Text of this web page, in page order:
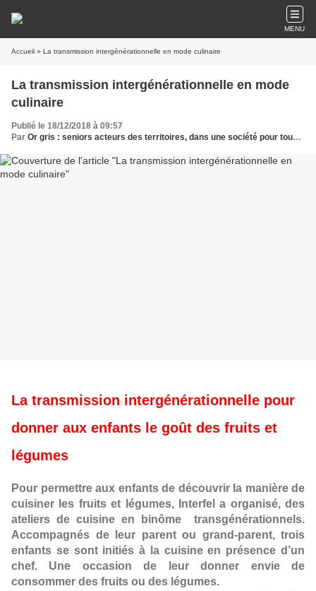
MENU
Accueil » La transmission intergénérationnelle en mode culinaire
La transmission intergénérationnelle en mode
culinaire
Publié le 18/12/2018 à 09:57
Par Or gris : seniors acteurs des territoires, dans une société pour tous les âges
La transmission intergénérationnelle pour
donner aux enfants le goût des fruits et
légumes
Pour permettre aux enfants de découvrir la manière de
cuisiner les fruits et légumes, Interfel a organisé, des
ateliers de cuisine en
binôme
transgénérationnels.
Accompagnés de leur parent ou grand-parent, trois
enfants se sont initiés à la cuisine en présence d’un
chef. Une occasion de leur donner envie de
consommer des fruits ou des légumes.